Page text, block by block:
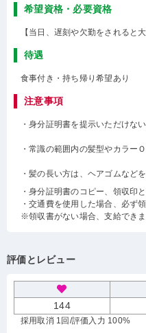
希望資格・必要資格
【当日、遅刻や欠勤をされると
待遇
食事付き・持ち帰り希望あり
注意事項
・身分証明書を提示いただけな
・常識の範囲内の髪型やカラーＯ
・髪の長い方は、ヘアゴムなど
・身分証明書のコピー、領収印
・交通費を使用した場合、必ず
※領収書がない場合、支給でき
評価とレビュー
144
採用取消 1回 /評価入力 100%